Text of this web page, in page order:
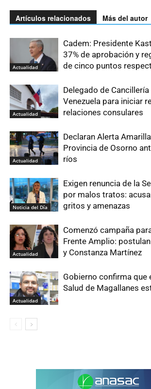
Artículos relacionados Más del autor
Actualidad
Cadem: Presidente
37% de aprobación y
de cinco puntos
Actualidad
Delegado de
Venezuela para iniciar
relaciones consulares
Actualidad
Declaran Alerta
Provincia de Osorno
ríos
Noticia del Día
Exigen renuncia de la
por malos tratos:
gritos y amenazas
Actualidad
Comenzó campaña
Frente Amplio:
y Constanza Martínez
Actualidad
Gobierno confirma que
Salud de Magallanes